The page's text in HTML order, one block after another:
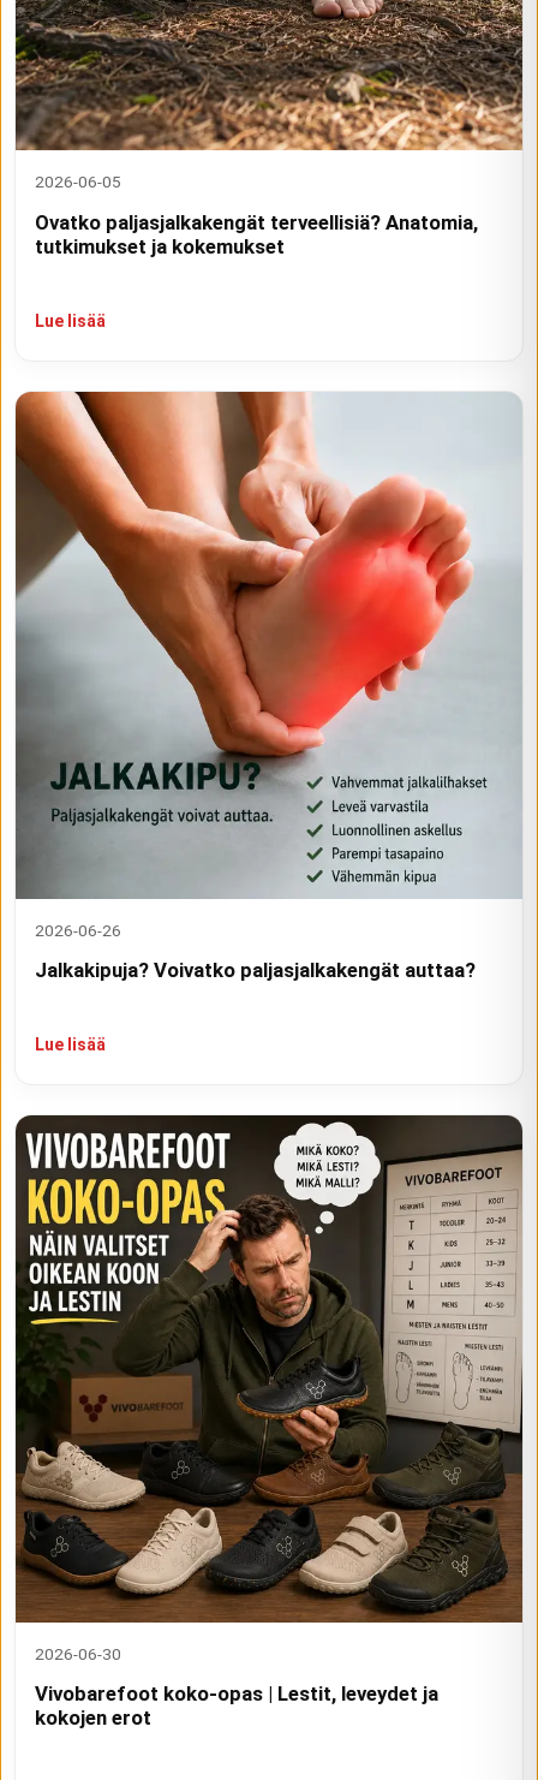
2026-06-05
Ovatko paljasjalkakengät terveellisiä? Anatomia,
tutkimukset ja kokemukset
Lue lisää
2026-06-26
Jalkakipuja? Voivatko paljasjalkakengät auttaa?
Lue lisää
2026-06-30
Vivobarefoot koko-opas | Lestit, leveydet ja
kokojen erot